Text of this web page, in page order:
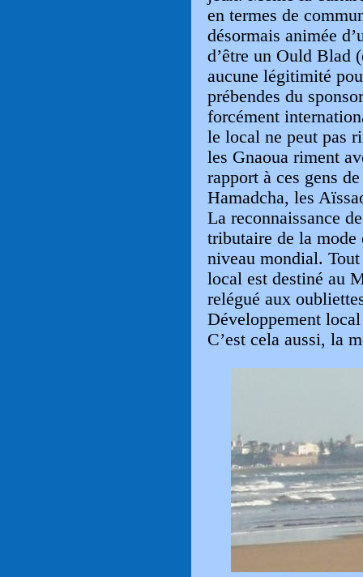
en termes de
désormais animée
d’être un Ould Blad
aucune légitimité
prébendes du
forcément
le local ne peut pas
les Gnaoua riment
rapport à ces gens
Hamadcha, les
La reconnaissance
tributaire de la mode
niveau mondial. Tout
local est destiné au
relégué aux
Développement
C’est cela aussi, la